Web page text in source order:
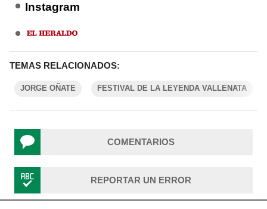
Instagram
TEMAS RELACIONADOS:
JORGE OÑATE FESTIVAL DE LA LEYENDA VALLENATA
COMENTARIOS
REPORTAR UN ERROR